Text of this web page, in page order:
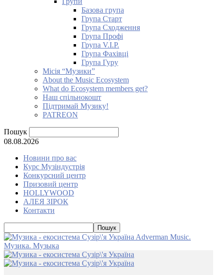
Базова група
Група Старт
Група Сходження
Група Профі
Група V.I.P.
Група Фахівці
Група Гуру
Місія “Музики”
About the Music Ecosystem
What do Ecosystem members get?
Наш спільнокошт
Підтримай Музику!
PATREON
Пошук
08.08.2026
Новини про вас
Курс Музіндустрія
Конкурсний центр
Призовий центр
HOLLYWOOD
АЛЕЯ ЗІРОК
Контакти
Adverman Music.
Музика. Музыка